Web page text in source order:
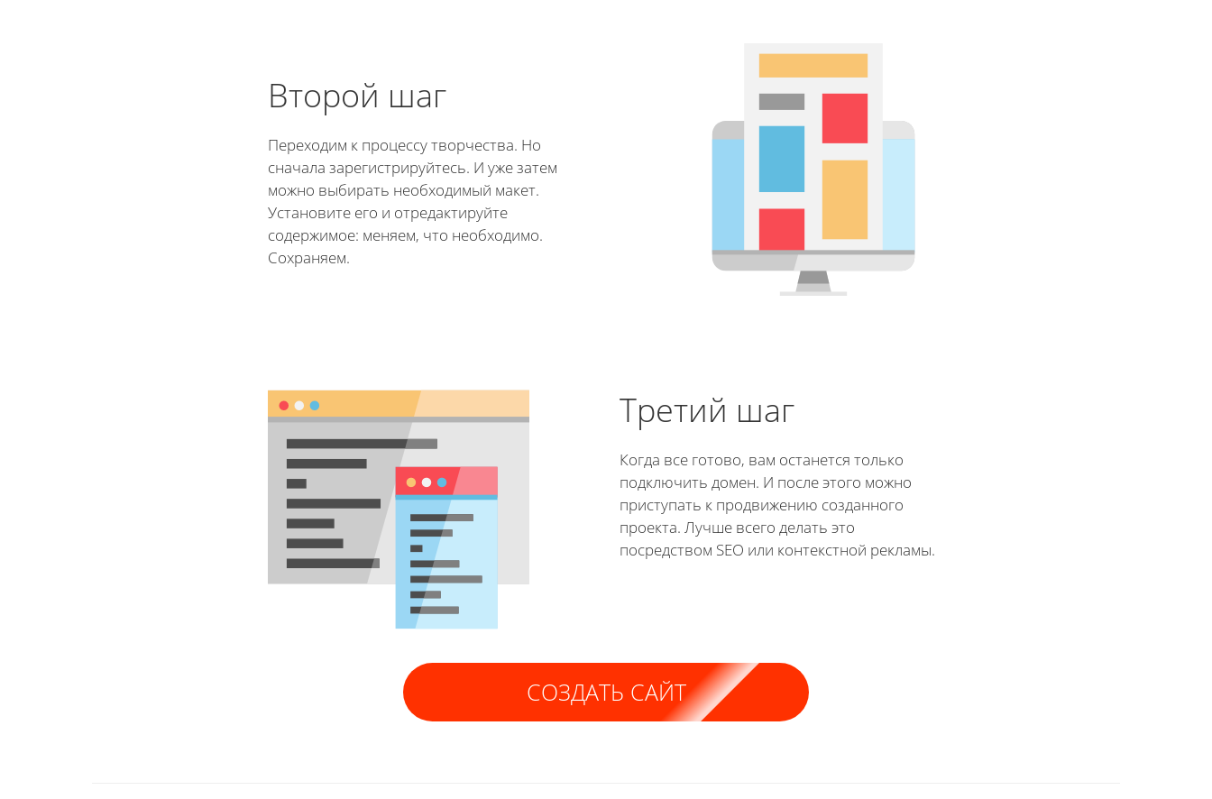
Второй шаг
Переходим к процессу творчества. Но
сначала зарегистрируйтесь. И уже затем
можно выбирать необходимый макет.
Установите его и отредактируйте
содержимое: меняем, что необходимо.
Сохраняем.
Третий шаг
Когда все готово, вам останется только
подключить домен. И после этого можно
приступать к продвижению созданного
проекта. Лучше всего делать это
посредством SEO или контекстной рекламы.
СОЗДАТЬ САЙТ